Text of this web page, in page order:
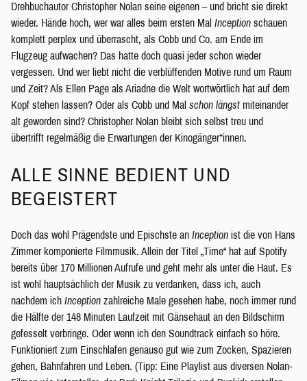
Drehbuchautor Christopher Nolan seine eigenen – und bricht sie direkt
wieder. Hände hoch, wer war alles beim ersten Mal Inception schauen
komplett perplex und überrascht, als Cobb und Co. am Ende im
Flugzeug aufwachen? Das hatte doch quasi jeder schon wieder
vergessen. Und wer liebt nicht die verblüffenden Motive rund um Raum
und Zeit? Als Ellen Page als Ariadne die Welt wortwörtlich hat auf dem
Kopf stehen lassen? Oder als Cobb und Mal schon längst miteinander
alt geworden sind? Christopher Nolan bleibt sich selbst treu und
übertrifft regelmäßig die Erwartungen der Kinogänger*innen.
ALLE SINNE BEDIENT UND
BEGEISTERT
Doch das wohl Prägendste und Epischste an Inception ist die von Hans
Zimmer komponierte Filmmusik. Allein der Titel „Time“ hat auf Spotify
bereits über 170 Millionen Aufrufe und geht mehr als unter die Haut. Es
ist wohl hauptsächlich der Musik zu verdanken, dass ich, auch
nachdem ich Inception zahlreiche Male gesehen habe, noch immer rund
die Hälfte der 148 Minuten Laufzeit mit Gänsehaut an den Bildschirm
gefesselt verbringe. Oder wenn ich den Soundtrack einfach so höre.
Funktioniert zum Einschlafen genauso gut wie zum Zocken, Spazieren
gehen, Bahnfahren und Leben. (Tipp: Eine Playlist aus diversen Nolan-